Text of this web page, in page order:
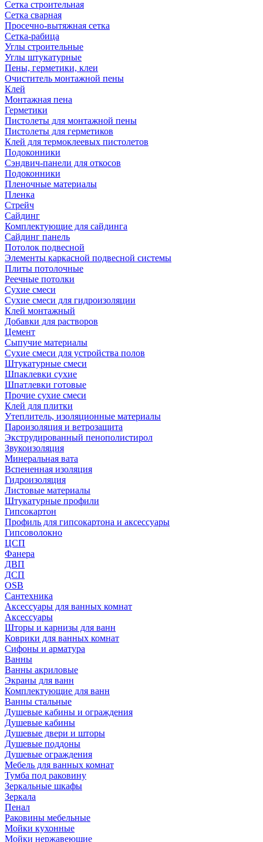
Сетка строительная
Сетка сварная
Просечно-вытяжная сетка
Сетка-рабица
Углы строительные
Углы штукатурные
Пены, герметики, клеи
Очиститель монтажной пены
Клей
Монтажная пена
Герметики
Пистолеты для монтажной пены
Пистолеты для герметиков
Клей для термоклеевых пистолетов
Подоконники
Сэндвич-панели для откосов
Подоконники
Пленочные материалы
Пленка
Стрейч
Сайдинг
Комплектующие для сайдинга
Сайдинг панель
Потолок подвесной
Элементы каркасной подвесной системы
Плиты потолочные
Реечные потолки
Сухие смеси
Сухие смеси для гидроизоляции
Клей монтажный
Добавки для растворов
Цемент
Сыпучие материалы
Сухие смеси для устройства полов
Штукатурные смеси
Шпаклевки сухие
Шпатлевки готовые
Прочие сухие смеси
Клей для плитки
Утеплитель, изоляционные материалы
Пароизоляция и ветрозащита
Экструдированный пенополистирол
Звукоизоляция
Минеральная вата
Вспененная изоляция
Гидроизоляция
Листовые материалы
Штукатурные профили
Гипсокартон
Профиль для гипсокартона и аксессуары
Гипсоволокно
ЦСП
Фанера
ДВП
ДСП
OSB
Сантехника
Аксессуары для ванных комнат
Аксессуары
Шторы и карнизы для ванн
Коврики для ванных комнат
Сифоны и арматура
Ванны
Ванны акриловые
Экраны для ванн
Комплектующие для ванн
Ванны стальные
Душевые кабины и ограждения
Душевые кабины
Душевые двери и шторы
Душевые поддоны
Душевые ограждения
Мебель для ванных комнат
Тумба под раковину
Зеркальные шкафы
Зеркала
Пенал
Раковины мебельные
Мойки кухонные
Мойки нержавеющие